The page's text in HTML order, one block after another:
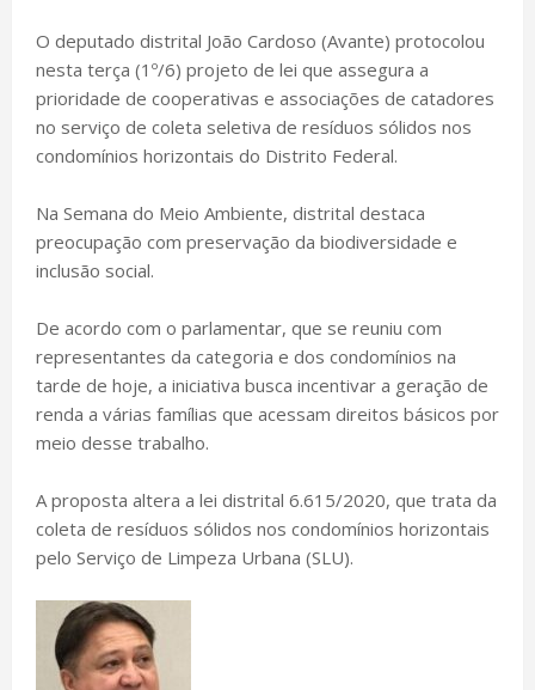
O deputado distrital João Cardoso (Avante) protocolou
nesta terça (1º/6) projeto de lei que assegura a
prioridade de cooperativas e associações de catadores
no serviço de coleta seletiva de resíduos sólidos nos
condomínios horizontais do Distrito Federal.
Na Semana do Meio Ambiente, distrital destaca
preocupação com preservação da biodiversidade e
inclusão social.
De acordo com o parlamentar, que se reuniu com
representantes da categoria e dos condomínios na
tarde de hoje, a iniciativa busca incentivar a geração de
renda a várias famílias que acessam direitos básicos por
meio desse trabalho.
A proposta altera a lei distrital 6.615/2020, que trata da
coleta de resíduos sólidos nos condomínios horizontais
pelo Serviço de Limpeza Urbana (SLU).